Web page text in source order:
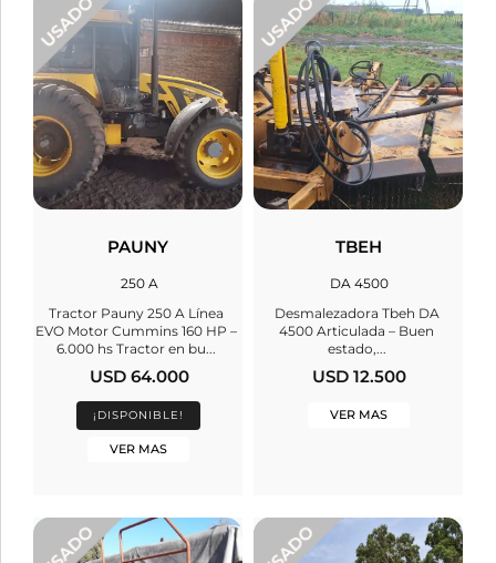
PAUNY
250 A
Tractor Pauny 250 A Línea
EVO Motor Cummins 160 HP –
6.000 hs Tractor en bu...
USD 64.000
¡DISPONIBLE!
VER MAS
TBEH
DA 4500
Desmalezadora Tbeh DA
4500 Articulada – Buen
estado,...
USD 12.500
VER MAS